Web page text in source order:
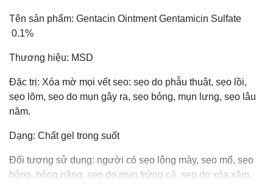
Tên sản phẩm: Gentacin Ointment Gentamicin Sulfate
0.1%
Thương hiệu: MSD
Đặc trị: Xóa mờ mọi vết sẹo: sẹo do phẫu thuật, sẹo lồi,
sẹo lõm, sẹo do mụn gây ra, sẹo bỏng, mụn lưng, sẹo lâu
năm.
Dạng: Chất gel trong suốt
Đối tượng sử dụng: người có sẹo lông mày, sẹo mổ, sẹo
bỏng, bỏng nặng, sẹo do mụn trứng cá, sẹo do xóa xăm,